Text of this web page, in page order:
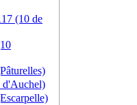
(10 de
d'Auchel)